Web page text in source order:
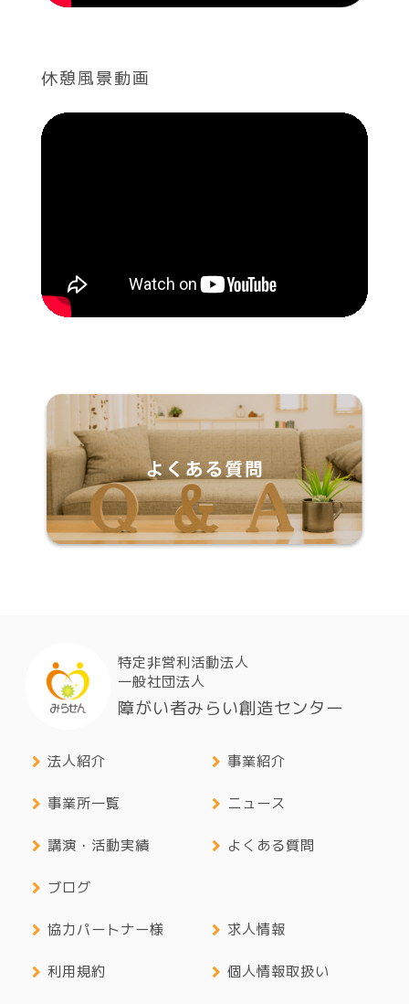
休憩風景動画
特定非営利活動法人
一般社団法人
障がい者みらい創造センター
法人紹介
事業所一覧
講演・活動実績
ブログ
事業紹介
ニュース
よくある質問
協力パートナー様
利用規約
求人情報
個人情報取扱い